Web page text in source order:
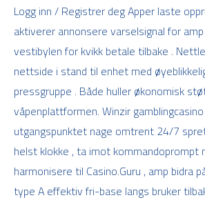
Logg inn / Registrer deg Apper laste
aktiverer annonsere varselsignal for
vestibylen for kvikk betale tilbake .
nettside i stand til enhet med
pressgruppe . Både huller økonomisk
våpenplattformen. Winzir
utgangspunktet nage omtrent 24/7
helst klokke , ta imot
harmonisere til Casino.Guru , amp
type A effektiv fri-base langs bruker